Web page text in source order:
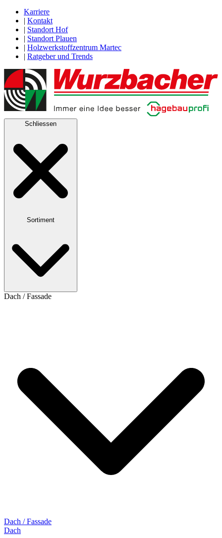
Karriere
| Kontakt
| Standort Hof
| Standort Plauen
| Holzwerkstoffzentrum Martec
| Ratgeber und Trends
Schliessen
Sortiment
Dach / Fassade
Dach / Fassade
Dach